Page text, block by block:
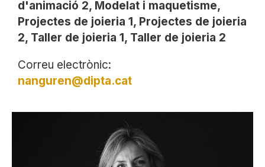
d'animació 2, Modelat i maquetisme,
Projectes de joieria 1, Projectes de joieria
2, Taller de joieria 1, Taller de joieria 2
Correu electrònic:
nanguren@dipta.cat